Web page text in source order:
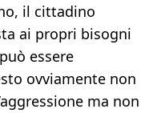
il cittadino
ai propri bisogni
essere
ovviamente non
ma non